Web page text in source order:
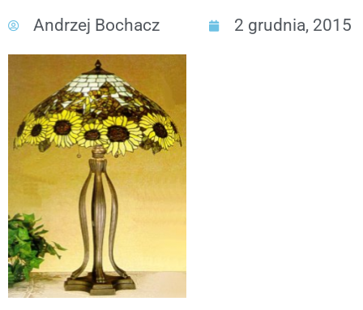
Andrzej Bochacz 2 grudnia, 2015